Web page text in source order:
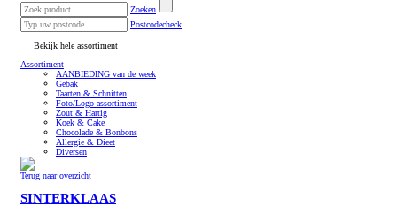
Zoeken
Postcodecheck
Bekijk hele assortiment
Assortiment
AANBIEDING van de week
Gebak
Taarten & Schnitten
Foto/Logo assortiment
Zout & Hartig
Koek & Cake
Chocolade & Bonbons
Allergie & Dieet
Diversen
Terug naar overzicht
SINTERKLAAS